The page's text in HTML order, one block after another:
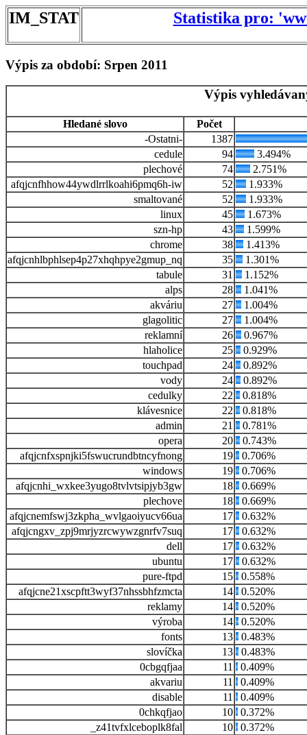
IM_STAT Statistika pro:
Výpis za období: Srpen 2011
Výpis
Hledané slovo
Počet
-Ostatni-
1387
cedule
94
3.494%
plechové
74
2.751%
afqjcnfhhow44ywdlrrlkoahi6pmq6h-iw
52
1.933%
smaltované
52
1.933%
linux
45
1.673%
szn-hp
43
1.599%
chrome
38
1.413%
afqjcnhlbphlsep4p27xhqhpye2gmup_nq
35
1.301%
tabule
31
1.152%
alps
28
1.041%
akváriu
27
1.004%
glagolitic
27
1.004%
reklamní
26
0.967%
hlaholice
25
0.929%
touchpad
24
0.892%
vody
24
0.892%
cedulky
22
0.818%
klávesnice
22
0.818%
admin
21
0.781%
opera
20
0.743%
afqjcnfxspnjki5fswucrundbtncyfnong
19
0.706%
windows
19
0.706%
afqjcnhi_wxkee3yugo8tvlvtsipjyb3gw
18
0.669%
plechove
18
0.669%
afqjcnemfswj3zkpha_wvlgaoiyucv66ua
17
0.632%
afqjcngxv_zpj9mrjyzrcwywzgnrfv7suq
17
0.632%
dell
17
0.632%
ubuntu
17
0.632%
pure-ftpd
15
0.558%
afqjcne21xscpftt3wyf37nhssbhfzmcta
14
0.520%
reklamy
14
0.520%
výroba
14
0.520%
fonts
13
0.483%
slovíčka
13
0.483%
0cbgqfjaa
11
0.409%
akvariu
11
0.409%
disable
11
0.409%
0chkqfjao
10
0.372%
_z41tvfxlceboplk8fal
10
0.372%